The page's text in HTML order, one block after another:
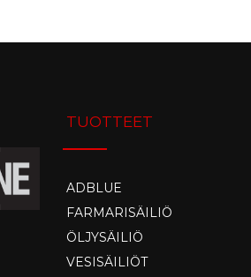
TUOTTEET
ADBLUE
FARMARISÄILIÖ
ÖLJYSÄILIÖ
VESISÄILIÖT